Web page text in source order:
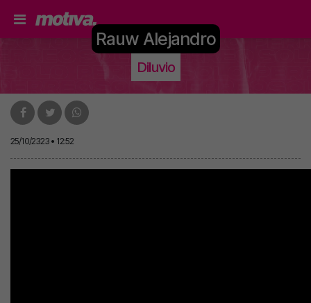
Rauw Alejandro
Diluvio
25/10/2323 • 12:52